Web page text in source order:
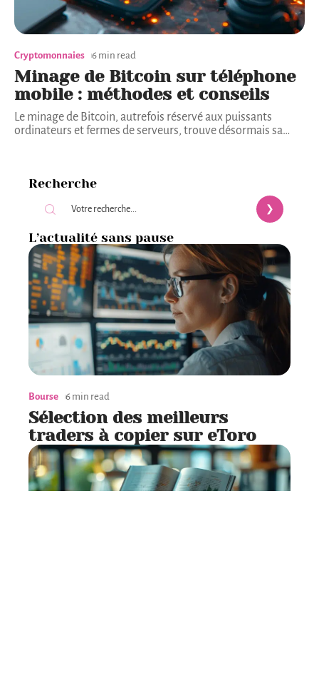
Cryptomonnaies 6 min read
Minage de Bitcoin sur téléphone
mobile : méthodes et conseils
Le minage de Bitcoin, autrefois réservé aux puissants
ordinateurs et fermes de serveurs, trouve désormais sa…
Recherche
L’actualité sans pause
Bourse 6 min read
Sélection des meilleurs
traders à copier sur eToro